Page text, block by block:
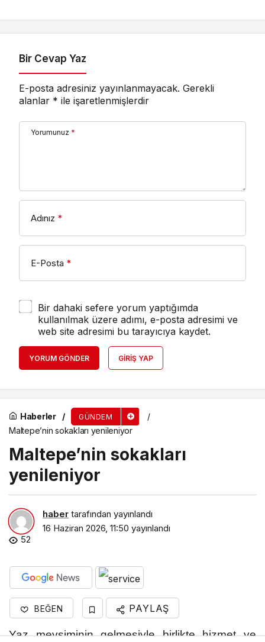
Bir Cevap Yaz
E-posta adresiniz yayınlanmayacak. Gerekli
alanlar * ile işaretlenmişlerdir
Yorumunuz *
Adınız *
E-Posta *
Bir dahaki sefere yorum yaptığımda
kullanılmak üzere adımı, e-posta adresimi ve
web site adresimi bu tarayıcıya kaydet.
YORUM GÖNDER GIRIŞ YAP
Haberler GÜNDEM
Maltepe’nin sokakları yenileniyor
Maltepe’nin sokakları
yenileniyor
haber tarafından yayınlandı
16 Haziran 2026, 11:50 yayınlandı
52
BEĞEN PAYLAŞ
Yaz mevsiminin gelmesiyle birlikte hizmet ve